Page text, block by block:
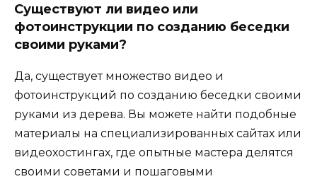
Существуют ли видео или
фотоинструкции по созданию беседки
своими руками?
Да, существует множество видео и
фотоинструкций по созданию беседки своими
руками из дерева. Вы можете найти подобные
материалы на специализированных сайтах или
видеохостингах, где опытные мастера делятся
своими советами и пошаговыми